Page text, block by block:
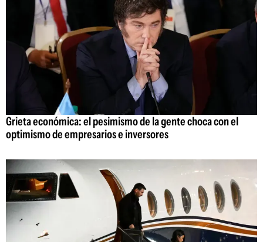
Grieta económica: el pesimismo de la gente choca con el
optimismo de empresarios e inversores